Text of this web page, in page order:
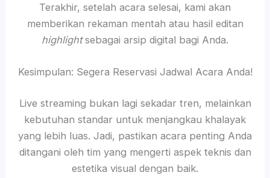
Terakhir, setelah acara selesai, kami akan
memberikan rekaman mentah atau hasil editan
highlightsebagai arsip digital bagi Anda.
Kesimpulan: Segera Reservasi Jadwal Acara Anda!
Live streaming bukan lagi sekadar tren, melainkan
kebutuhan standar untuk menjangkau khalayak
yang lebih luas. Jadi, pastikan acara penting Anda
ditangani oleh tim yang mengerti aspek teknis dan
estetika visual dengan baik.